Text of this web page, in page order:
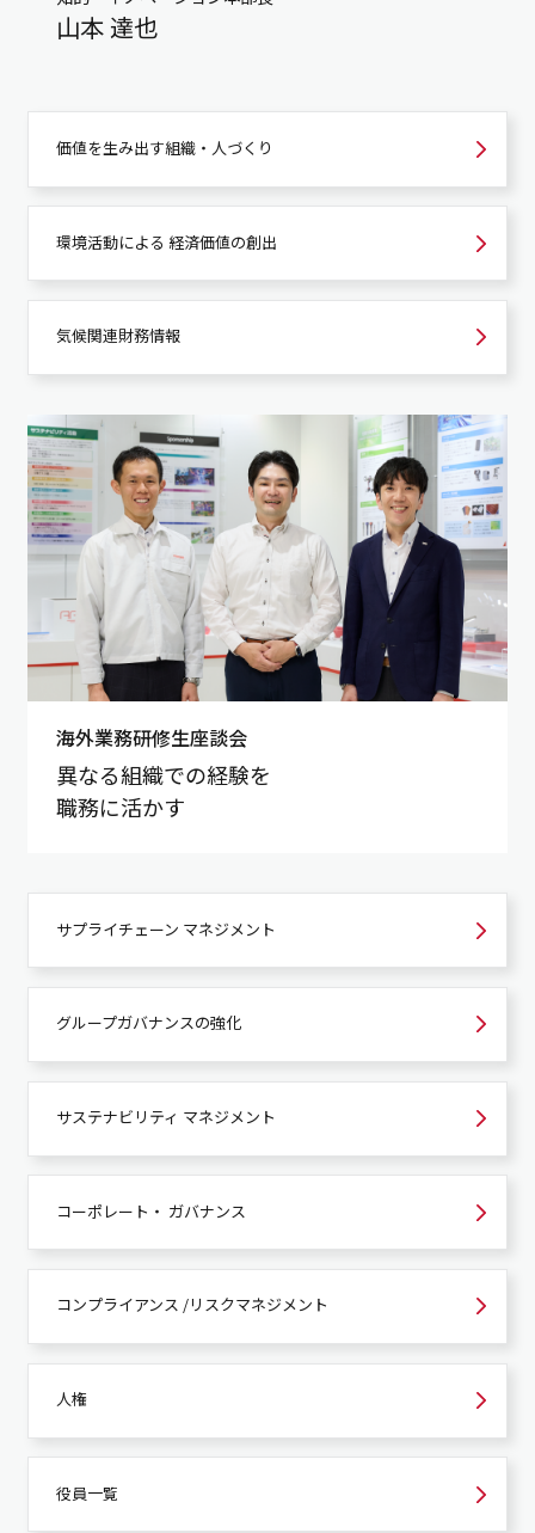
山本 達也
価値を生み出す組織・ 人づくり
環境活動による 経済価値の創出
気候関連財務情報
海外業務研修生座談会
異なる組織での経験を
職務に活かす
サプライチェーン マネジメント
グループガバナンスの強化
サステナビリティ マネジメント
コーポレート・ ガバナンス
コンプライアンス /リスクマネジメント
人権
役員一覧